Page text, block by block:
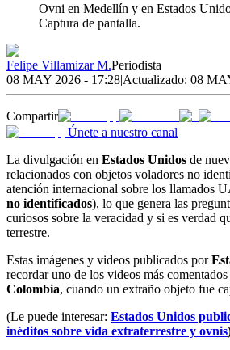
Ovni en Medellín y en Estados
Captura de pantalla.
Felipe Villamizar M.Periodista
08 MAY 2026 - 17:28|Actualizado: 08
Compartir
Únete a nuestro canal
La divulgación en Estados Unidos de
relacionados con objetos voladores no
atención internacional sobre los llamados
no identificados), lo que genera las
curiosos sobre la veracidad y si es verdad
terrestre.
Estas imágenes y videos publicados por
recordar uno de los videos más
Colombia, cuando un extraño objeto fue
(Le puede interesar: Estados Unidos
inéditos sobre vida extraterrestre y ovnis